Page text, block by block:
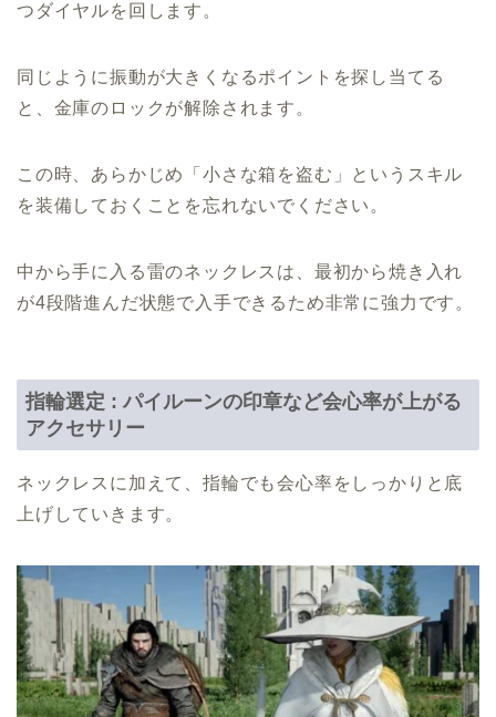
つダイヤルを回します。
同じように振動が大きくなるポイントを探し当てる
と、金庫のロックが解除されます。
この時、あらかじめ「小さな箱を盗む」というスキル
を装備しておくことを忘れないでください。
中から手に入る雷のネックレスは、最初から焼き入れ
が4段階進んだ状態で入手できるため非常に強力です。
指輪選定 : パイルーンの印章など会心率が上がる
アクセサリー
ネックレスに加えて、指輪でも会心率をしっかりと底
上げしていきます。